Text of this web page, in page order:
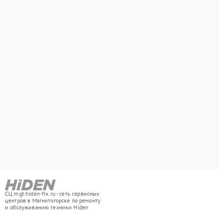
СЦ mgt.hiden-fix.ru - сеть сервисных
центров в Магнитогорске по ремонту
и обслуживанию техники Hiden